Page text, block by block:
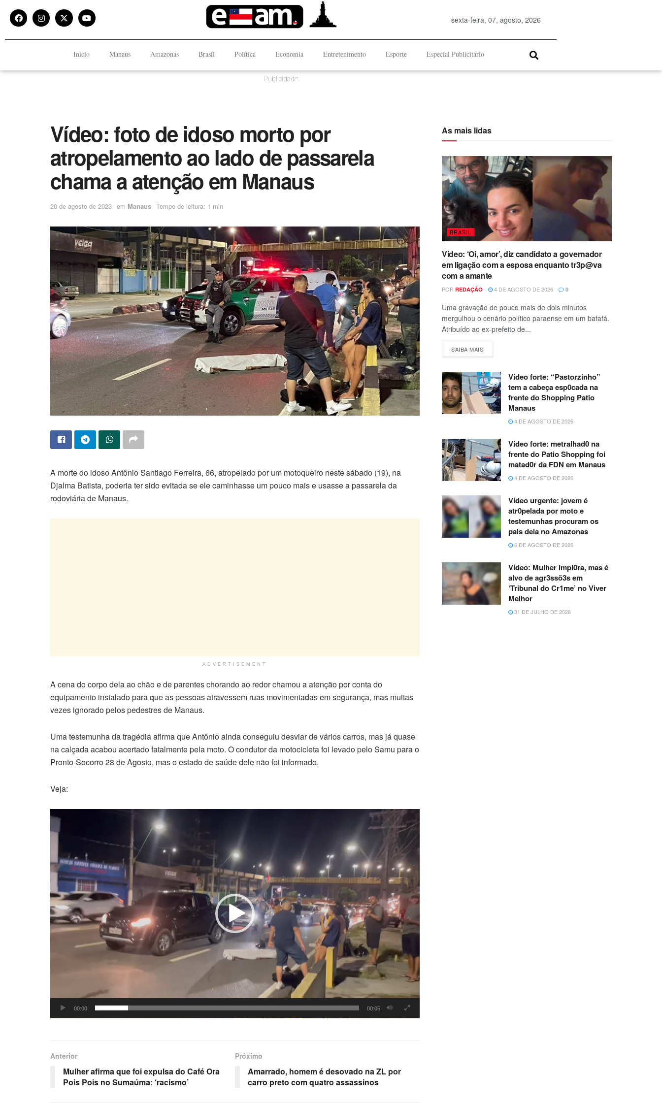
sexta-feira, 07, agosto, 2026
Início Manaus Amazonas Brasil Política Economia Entretenimento Esporte Especial Publicitário
Publicidade
Vídeo: foto de idoso morto por
atropelamento ao lado de passarela
chama a atenção em Manaus
20 de agosto de 2023 em Manaus Tempo de leitura: 1 min
A morte do idoso Antônio Santiago Ferreira, 66, atropelado por um motoqueiro neste sábado (19), na
Djalma Batista, poderia ter sido evitada se ele caminhasse um pouco mais e usasse a passarela da
rodoviária de Manaus.
ADVERTISEMENT
A cena do corpo dela ao chão e de parentes chorando ao redor chamou a atenção por conta do
equipamento instalado para que as pessoas atravessem ruas movimentadas em segurança, mas muitas
vezes ignorado pelos pedestres de Manaus.
Uma testemunha da tragédia afirma que Antônio ainda conseguiu desviar de vários carros, mas já quase
na calçada acabou acertado fatalmente pela moto. O condutor da motocicleta foi levado pelo Samu para o
Pronto-Socorro 28 de Agosto, mas o estado de saúde dele não foi informado.
Veja:
Tocador
00:00 00:05
Anterior
Mulher afirma que foi expulsa do Café Ora
Pois Pois no Sumaúma: ‘racismo’
Próximo
Amarrado, homem é desovado na ZL por
carro preto com quatro assassinos
As mais lidas
BRASIL
Vídeo: ‘Oi, amor’, diz candidato a governador
em ligação com a esposa enquanto tr3p@va
com a amante
POR REDAÇÃO 4 DE AGOSTO DE 2026 0
Uma gravação de pouco mais de dois minutos
mergulhou o cenário político paraense em um bafafá.
Atribuído ao ex-prefeito de...
SAIBA MAIS
Vídeo forte: “Pastorzinho”
tem a cabeça esp0cada na
frente do Shopping Patio
Manaus
4 DE AGOSTO DE 2026
Vídeo forte: metralhad0 na
frente do Patio Shopping foi
matad0r da FDN em Manaus
4 DE AGOSTO DE 2026
Vídeo urgente: jovem é
atr0pelada por moto e
testemunhas procuram os
pais dela no Amazonas
6 DE AGOSTO DE 2026
Vídeo: Mulher impl0ra, mas é
alvo de agr3ssõ3s em
‘Tribunal do Cr1me’ no Viver
Melhor
31 DE JULHO DE 2026